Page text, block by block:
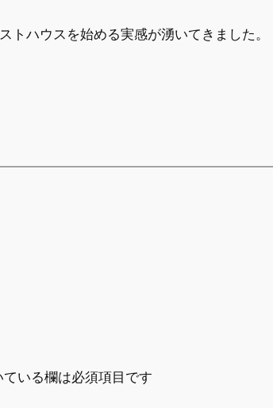
ハウスを始める実感が湧いてきました。
ている欄は必須項目です